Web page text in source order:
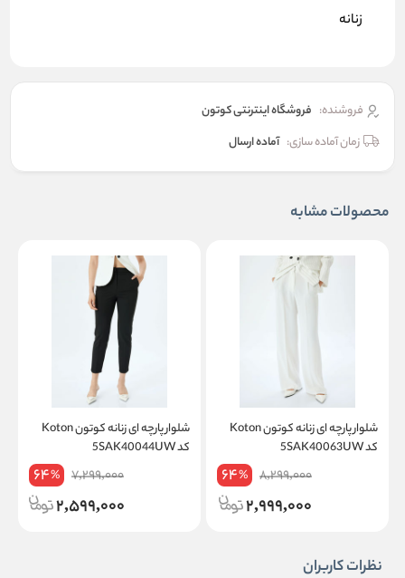
زنانه
فروشنده: فروشگاه اینترنتی کوتون
زمان آماده سازی: آماده ارسال
محصولات مشابه
شلوار پارچه ای زنانه کوتون Koton
کد 5SAK40063UW
8,299,000
64%
2,999,000
شلوار پارچه ای زنانه کوتون Koton
کد 5SAK40044UW
7,299,000
64%
2,599,000
نظرات کاربران